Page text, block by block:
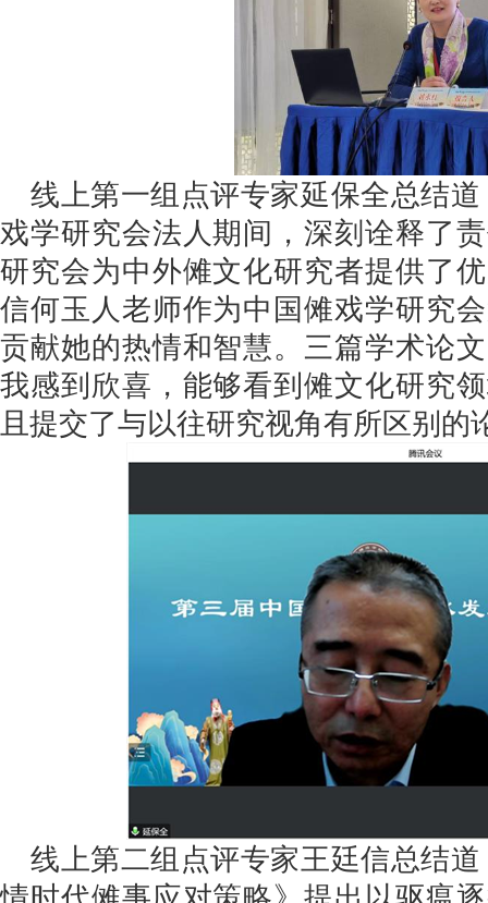
线上第一组点评专家延保全总结
戏学研究会法人期间，深刻诠释了
研究会为中外傩文化研究者提供了
信何玉人老师作为中国傩戏学研究
贡献她的热情和智慧。三篇学术论
我感到欣喜，能够看到傩文化研究
且提交了与以往研究视角有所区别的
线上第二组点评专家王廷信总结